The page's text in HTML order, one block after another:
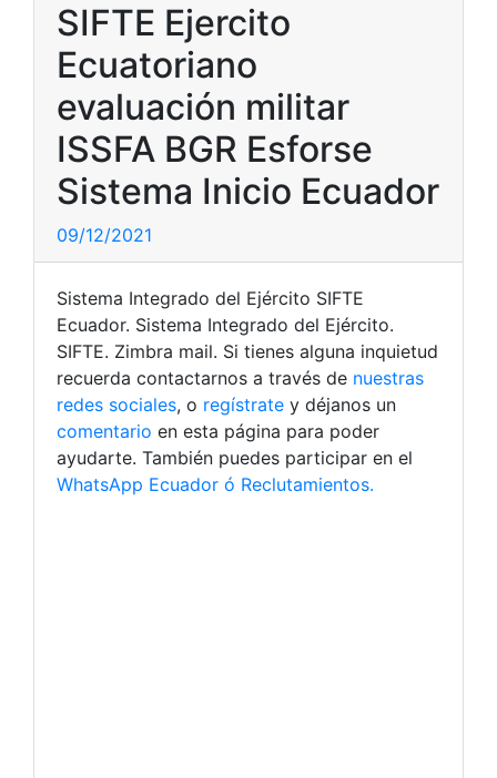
SIFTE Ejercito
Ecuatoriano
evaluación militar
ISSFA BGR Esforse
Sistema Inicio Ecuador
09/12/2021
Sistema Integrado del Ejército SIFTE
Ecuador. Sistema Integrado del Ejército.
SIFTE. Zimbra mail. Si tienes alguna inquietud
recuerda contactarnos a través de nuestras
redes sociales, o regístrate y déjanos un
comentario en esta página para poder
ayudarte. También puedes participar en el
WhatsApp Ecuador ó Reclutamientos.